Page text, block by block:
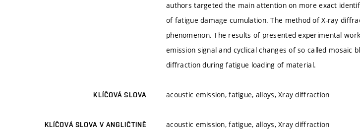
authors targeted the main attention on more exact
of fatigue damage cumulation. The method of X-ray
phenomenon. The results of presented experimental
emission signal and cyclical changes of so called
diffraction during fatigue loading of material.
KLÍČOVÁ SLOVA acoustic emission, fatigue, alloys, Xray diffraction
KLÍČOVÁ SLOVA V ANGLIČTINĚ acoustic emission, fatigue, alloys, Xray diffraction